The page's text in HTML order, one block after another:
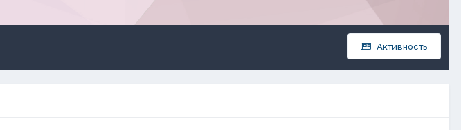
Активность